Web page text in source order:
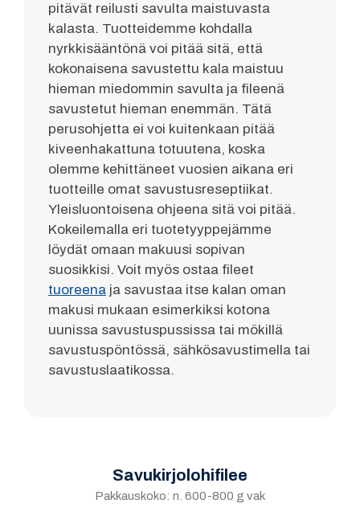
pitävät reilusti savulta maistuvasta
kalasta. Tuotteidemme kohdalla
nyrkkisääntönä voi pitää sitä, että
kokonaisena savustettu kala maistuu
hieman miedommin savulta ja fileenä
savustetut hieman enemmän. Tätä
perusohjetta ei voi kuitenkaan pitää
kiveenhakattuna totuutena, koska
olemme kehittäneet vuosien aikana eri
tuotteille omat savustusreseptiikat.
Yleisluontoisena ohjeena sitä voi pitää.
Kokeilemalla eri tuotetyyppejämme
löydät omaan makuusi sopivan
suosikkisi. Voit myös ostaa fileet
tuoreena ja savustaa itse kalan oman
makusi mukaan esimerkiksi kotona
uunissa savustuspussissa tai mökillä
savustuspöntössä, sähkösavustimella tai
savustuslaatikossa.
Savukirjolohifilee
Pakkauskoko: n. 600-800 g vak